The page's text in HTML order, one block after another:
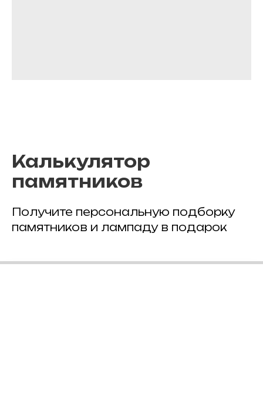
Калькулятор
памятников
Получите персональную подборку
памятников и лампаду в подарок